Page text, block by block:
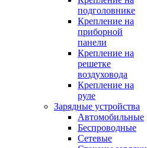
подголовнике
Крепление на
приборной
панели
Крепление на
решетке
воздуховода
Крепление на
руле
Зарядные устройства
Автомобильные
Беспроводные
Сетевые